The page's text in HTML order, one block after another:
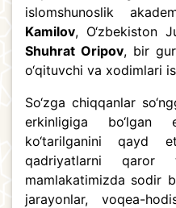
islomshunoslik
Kamilov, O‘zbekiston
Shuhrat Oripov, bir
o‘qituvchi va xodimlari
So‘zga chiqqanlar
erkinligiga bo‘lgan
ko‘tarilganini qayd
qadriyatlarni qaror
mamlakatimizda sodir
jarayonlar, voqea-